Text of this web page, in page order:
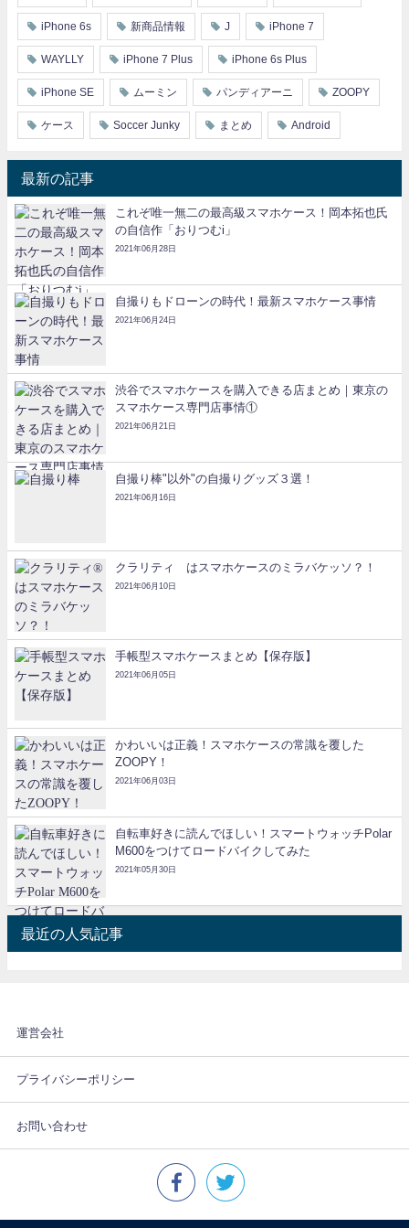
iPhone 6s 新商品情報 J iPhone 7
WAYLLY iPhone 7 Plus iPhone 6s Plus
iPhone SE ムーミン パンディアーニ ZOOPY
ケース Soccer Junky まとめ Android
最新の記事
これぞ唯一無二の最高級スマホケース！岡本拓也氏
の自信作「おりつむi」
2021年06月28日
自撮りもドローンの時代！最新スマホケース事情
2021年06月24日
渋谷でスマホケースを購入できる店まとめ｜東京の
スマホケース専門店事情①
2021年06月21日
自撮り棒"以外"の自撮りグッズ３選！
2021年06月16日
クラリティ®はスマホケースのミラバケッソ？！
2021年06月10日
手帳型スマホケースまとめ【保存版】
2021年06月05日
かわいいは正義！スマホケースの常識を覆した
ZOOPY！
2021年06月03日
自転車好きに読んでほしい！スマートウォッチPolar
M600をつけてロードバイクしてみた
2021年05月30日
最近の人気記事
運営会社
プライバシーポリシー
お問い合わせ